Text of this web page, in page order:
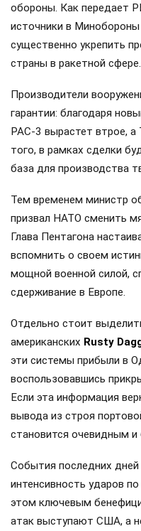
обороны. Как передает
источники в
существенно укрепить
страны в ракетной сфере.
Производители
гарантии: благодаря
PAC-3 вырастет втрое,
того, в рамках сделки
база для производства
Тем временем министр
призвал НАТО сменить
Глава Пентагона
вспомнить о своем
мощной военной силой,
сдерживание в Европе.
Отдельно стоит
американских Rusty
эти системы прибыли в
воспользовавшись
Если эта информация
вывода из строя
становится очевидным и
События последних
интенсивность ударов
этом ключевым
атак выступают США, а